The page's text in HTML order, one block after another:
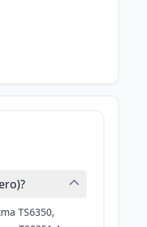
TS6350,